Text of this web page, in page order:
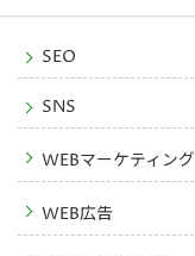
SEO
SNS
WEBマーケティング
WEB広告